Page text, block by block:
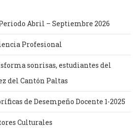
Abril – Septiembre 2026
Profesional
sonrisas, estudiantes del
del Cantón Paltas
de Desempeño Docente 1-2025
Culturales